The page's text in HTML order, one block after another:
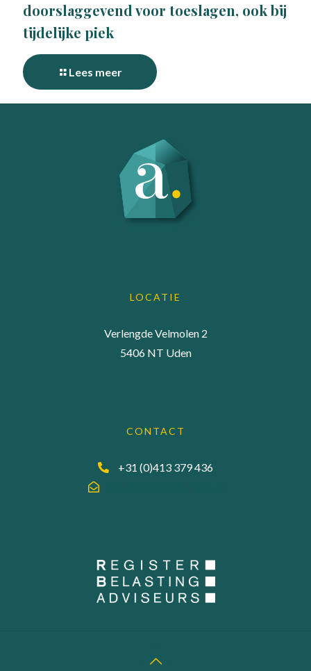
doorslaggevend voor toeslagen, ook bij
tijdelijke piek
Lees meer
LOCATIE
Verlengde Velmolen 2
5406 NT Uden
CONTACT
+31 (0)413 379 436